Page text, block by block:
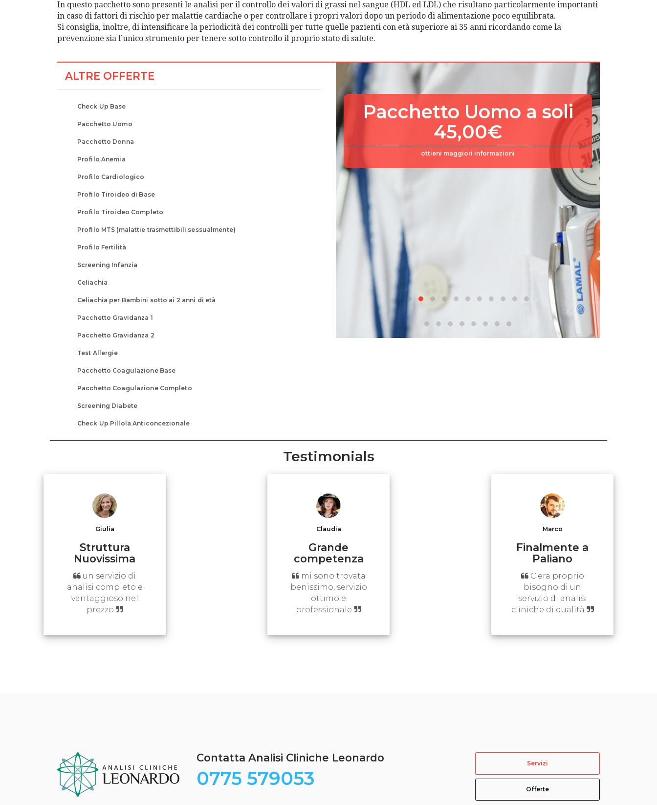
In questo pacchetto sono presenti le analisi per il controllo dei valori di grassi nel sangue (HDL ed LDL) che risultano particolarmente importanti
in caso di fattori di rischio per malattie cardiache o per controllare i propri valori dopo un periodo di alimentazione poco equilibrata.
Si consiglia, inoltre, di intensificare la periodicità dei controlli per tutte quelle pazienti con età superiore ai 35 anni ricordando come la
prevenzione sia l’unico strumento per tenere sotto controllo il proprio stato di salute.
ALTRE OFFERTE
Check Up Base
Pacchetto Uomo
Pacchetto Donna
Profilo Anemia
Profilo Cardiologico
Profilo Tiroideo di Base
Profilo Tiroideo Completo
Profilo MTS (malattie trasmettibili sessualmente)
Profilo Fertilità
Screening Infanzia
Celiachia
Celiachia per Bambini sotto ai 2 anni di età
Pacchetto Gravidanza 1
Pacchetto Gravidanza 2
Test Allergie
Pacchetto Coagulazione Base
Pacchetto Coagulazione Completo
Screening Diabete
Check Up Pillola Anticoncezionale
Check Up Base a soli
22,00€
Pacchetto Uomo a soli
45,00€
ottieni maggiori informazioni
Testimonials
Giulia
Struttura
Nuovissima
un servizio di
analisi completo e
vantaggioso nel
prezzo
Claudia
Grande
competenza
mi sono trovata
benissimo, servizio
ottimo e
professionale
Marco
Finalmente a
Paliano
C'era proprio
bisogno di un
servizio di analisi
cliniche di qualità
Contatta Analisi Cliniche Leonardo
0775 579053
Servizi
Offerte